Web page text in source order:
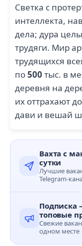
Светка с
интеллекта,
дела; дура
трудяги. Мир
трудящихся
по500 тыс. в
деревня на
их оттрахают
дави и вешай
Вахта с
сутки
Лучшие
Telegram-
Подписка
топовые
Свежие
одном месте